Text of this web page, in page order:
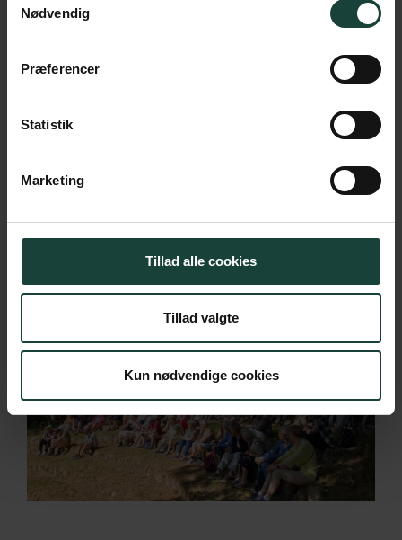
Nødvendig
Præferencer
Statistik
Marketing
Tillad alle cookies
Tillad valgte
Kun nødvendige cookies
Vi tager forskud på foråret, når vi drager ud i naturen
for at se de fascinerende fugle. På dette tidspunkt …
Læs Mere